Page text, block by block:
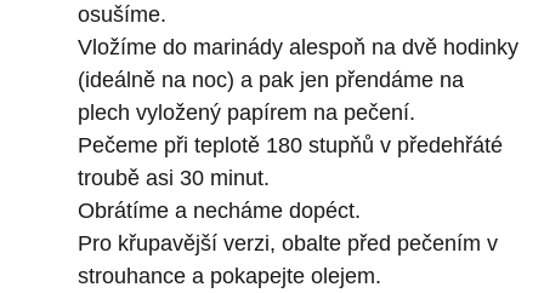
osušíme.
Vložíme do marinády alespoň na dvě hodinky
(ideálně na noc) a pak jen přendáme na
plech vyložený papírem na pečení.
Pečeme při teplotě 180 stupňů v předehřáté
troubě asi 30 minut.
Obrátíme a necháme dopéct.
Pro křupavější verzi, obalte před pečením v
strouhance a pokapejte olejem.